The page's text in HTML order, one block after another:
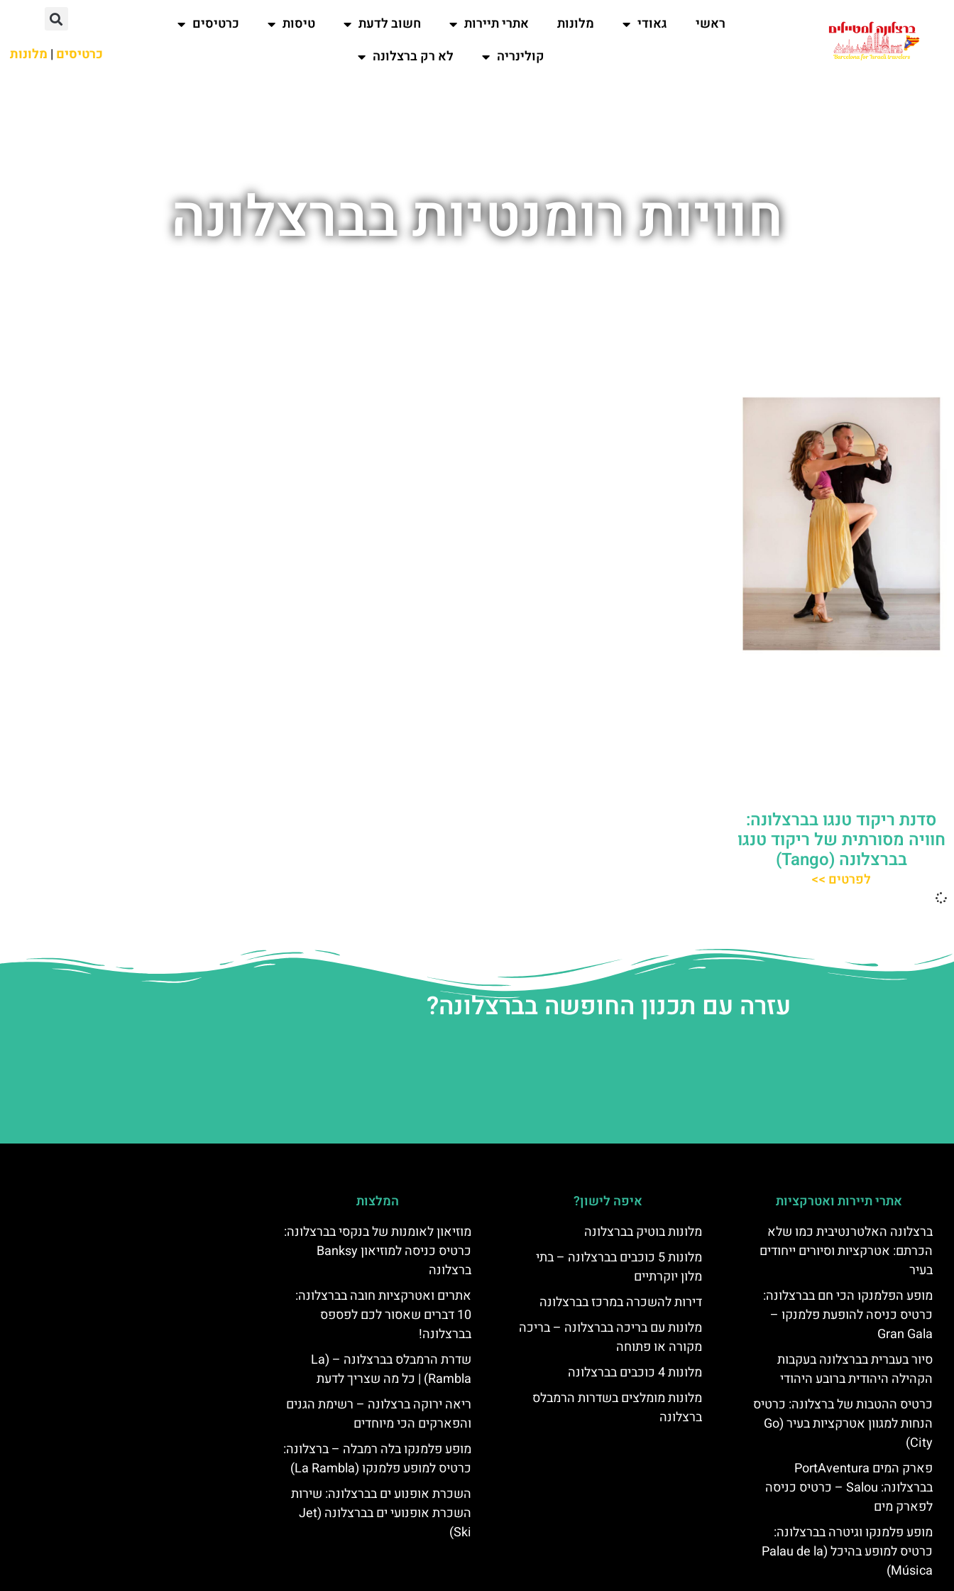
ראשי גאודי מלונות אתרי תיירות חשוב לדעת טיסות
כרטיסים
קולינריה
לא רק ברצלונה כרטיסים | מלונות
חוויות רומנטיות בברצלונה
סדנת ריקוד טנגו בברצלונה:
חוויה מסורתית של ריקוד טנגו
בברצלונה (Tango)
לפרטים >>
עזרה עם תכנון החופשה בברצלונה?
אתרי תיירות ואטרקציות
ברצלונה האלטרנטיבית כמו שלא
הכרתם: אטרקציות וסיורים ייחודים
בעיר
מופע הפלמנקו הכי חם בברצלונה:
כרטיס כניסה להופעת פלמנקו –
Gran Gala
סיור בעברית בברצלונה בעקבות
הקהילה היהודית ברובע היהודי
כרטיס ההטבות של ברצלונה: כרטיס
הנחות למגוון אטרקציות בעיר (Go
City)
פארק המים PortAventura
בברצלונה: Salou – כרטיס כניסה
לפארק מים
מופע פלמנקו וגיטרה בברצלונה:
כרטיס למופע בהיכל (Palau de la
Música)
איפה לישון?
מלונות בוטיק בברצלונה
מלונות 5 כוכבים בברצלונה – בתי
מלון יוקרתיים
דירות להשכרה במרכז בברצלונה
מלונות עם בריכה בברצלונה – בריכה
מקורה או פתוחה
מלונות 4 כוכבים בברצלונה
מלונות מומלצים בשדרות הרמבלס
ברצלונה
המלצות
מוזיאון לאומנות של בנקסי בברצלונה:
כרטיס כניסה למוזיאון Banksy
ברצלונה
אתרים ואטרקציות חובה בברצלונה:
10 דברים שאסור לכם לפספס
בברצלונה!
שדרת הרמבלס בברצלונה – (La
Rambla) | כל מה שצריך לדעת
ריאה ירוקה ברצלונה – רשימת הגנים
והפארקים הכי מיוחדים
מופע פלמנקו בלה רמבלה – ברצלונה:
כרטיס למופע פלמנקו (La Rambla)
השכרת אופנוע ים בברצלונה: שירות
השכרת אופנועי ים בברצלונה (Jet
Ski)